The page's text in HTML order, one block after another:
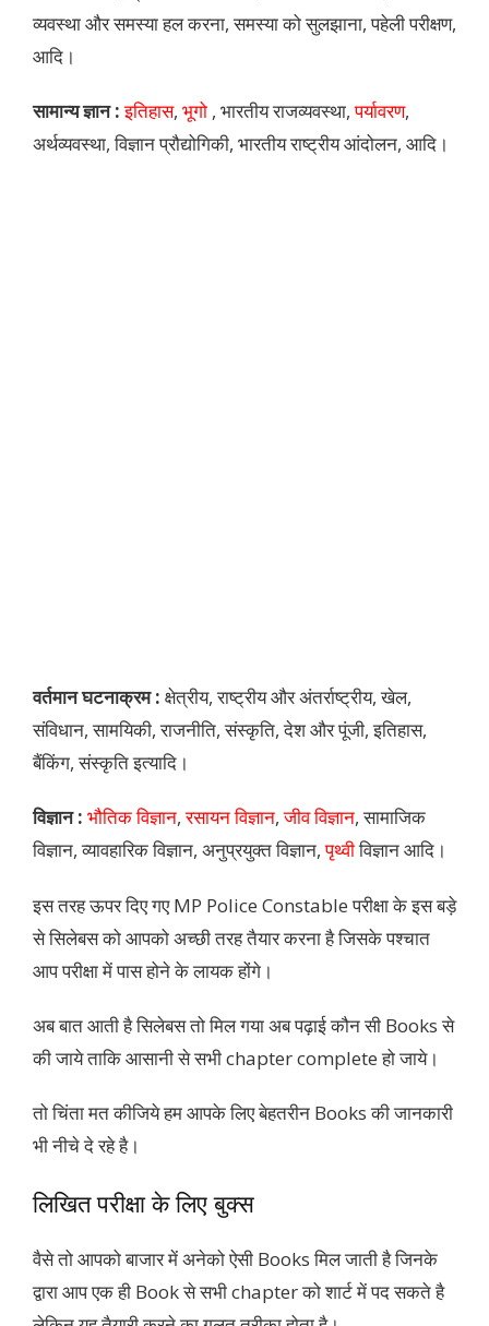
व्यवस्था और समस्या हल करना, समस्या को सुलझाना, पहेली परीक्षण,
आदि।
सामान्य ज्ञान :इतिहास, भूगो , भारतीय राजव्यवस्था,पर्यावरण,
अर्थव्यवस्था, विज्ञान प्रौद्योगिकी, भारतीय राष्ट्रीय आंदोलन, आदि।
वर्तमान घटनाक्रम : क्षेत्रीय, राष्ट्रीय और अंतर्राष्ट्रीय, खेल,
संविधान, सामयिकी, राजनीति, संस्कृति, देश और पूंजी, इतिहास,
बैंकिंग, संस्कृति इत्यादि।
विज्ञान : भौतिक विज्ञान,रसायन विज्ञान,जीव विज्ञान, सामाजिक
विज्ञान, व्यावहारिक विज्ञान, अनुप्रयुक्त विज्ञान,पृथ्वीविज्ञान आदि।
इस तरह ऊपर दिए गए MP Police Constable परीक्षा के इस बड़े
से सिलेबस को आपको अच्छी तरह तैयार करना है जिसके पश्चात
आप परीक्षा में पास होने के लायक होंगे।
अब बात आती है सिलेबस तो मिल गया अब पढ़ाई कौन सी Books से
की जाये ताकि आसानी से सभी chapter complete हो जाये।
तो चिंता मत कीजिये हम आपके लिए बेहतरीन Books की जानकारी
भी नीचे दे रहे है।
लिखित परीक्षा के लिए बुक्स
वैसे तो आपको बाजार में अनेको ऐसी Books मिल जाती है जिनके
द्वारा आप एक ही Book से सभी chapter को शार्ट में पद सकते है